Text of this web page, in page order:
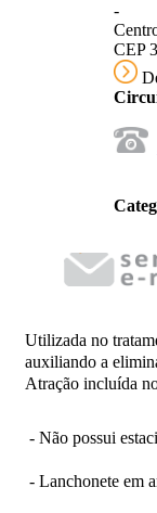
-
CEP
Utilizada no
auxiliando a
Atração incluída
- Não possui
- Lanchonete em